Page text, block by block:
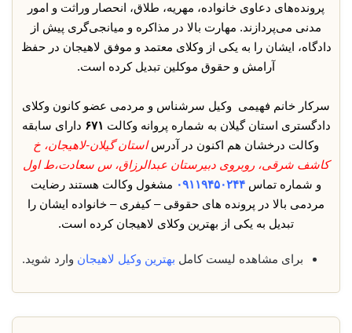
پرونده‌های دعاوی خانواده، مهریه، طلاق، انحصار وراثت و امور
مدنی می‌پردازند. مهارت بالا در مذاکره و میانجی‌گری پیش از
دادگاه، ایشان را به یکی از وکلای معتمد و موفق لاهیجان در حفظ
آرامش و حقوق موکلین تبدیل کرده است.
سرکار خانم فهیمی وکیل سرشناس و مردمی عضو کانون وکلای
دادگستری استان گیلان به شماره پروانه وکالت ۶۷۱ دارای سابقه
وکالت درخشان هم اکنون در آدرساستان گیلان-لاهیجان، خ
کاشف شرقی، روبروی دبیرستان عبدالرزاق، س سعادت،ط اول
و شماره تماس ۰۹۱۱۹۴۵۰۲۴۴ مشغول وکالت هستند رضایت
مردمی بالا در پرونده های حقوقی – کیفری – خانواده ایشان را
تبدیل به یکی از بهترین وکلای لاهیجان کرده است.
برای مشاهده لیست کامل بهترین وکیل لاهیجان وارد شوید.